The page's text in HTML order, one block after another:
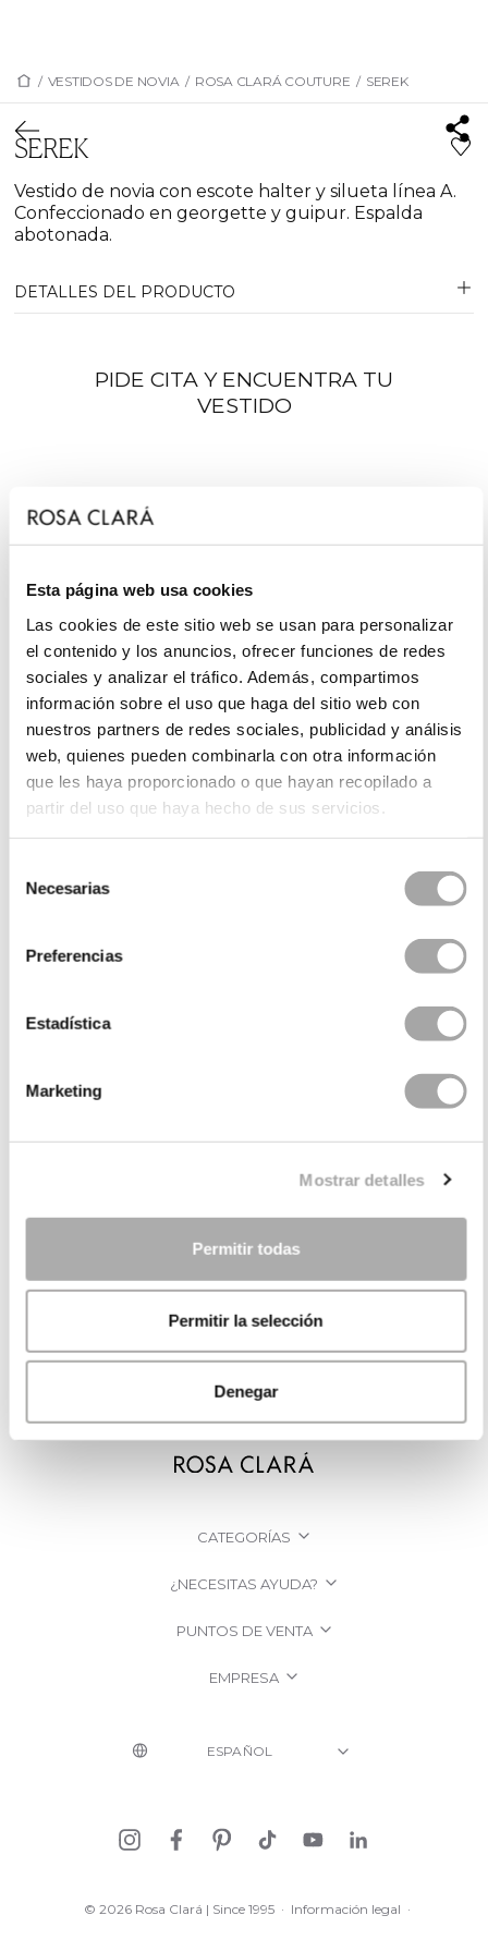
Esta página web usa cookies
Las cookies de este sitio web se usan para personalizar
el contenido y los anuncios, ofrecer funciones de redes
sociales y analizar el tráfico. Además, compartimos
información sobre el uso que haga del sitio web con
nuestros partners de redes sociales, publicidad y análisis
web, quienes pueden combinarla con otra información
que les haya proporcionado o que hayan recopilado a
partir del uso que haya hecho de sus servicios.
Necesarias
Preferencias
Estadística
Marketing
Mostrar detalles
Permitir todas
Permitir la selección
Denegar
/ VESTIDOS DE NOVIA / ROSA CLARÁ COUTURE / SEREK
SEREK
Vestido de novia con escote halter y silueta línea A.
Confeccionado en georgette y guipur. Espalda
abotonada.
DETALLES DEL PRODUCTO
PIDE CITA Y ENCUENTRA TU
VESTIDO
CATEGORÍAS
¿NECESITAS AYUDA?
PUNTOS DE VENTA
EMPRESA
© 2026 Rosa Clará | Since 1995 · Información legal ·